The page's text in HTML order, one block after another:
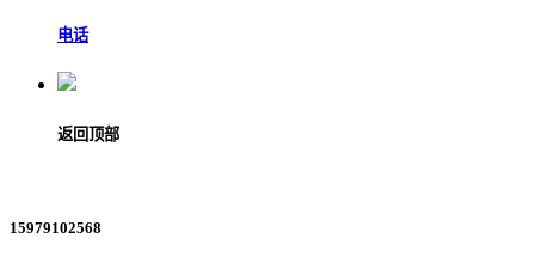
电话
返回顶部
15979102568